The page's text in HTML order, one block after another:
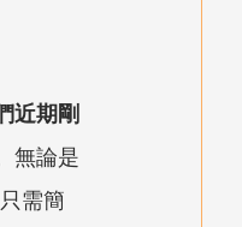
近期剛
無論是
需簡